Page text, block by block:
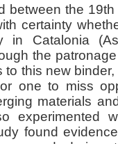
between the
certainty
in Catalonia
the
to this new
one to miss
materials
experimented
found